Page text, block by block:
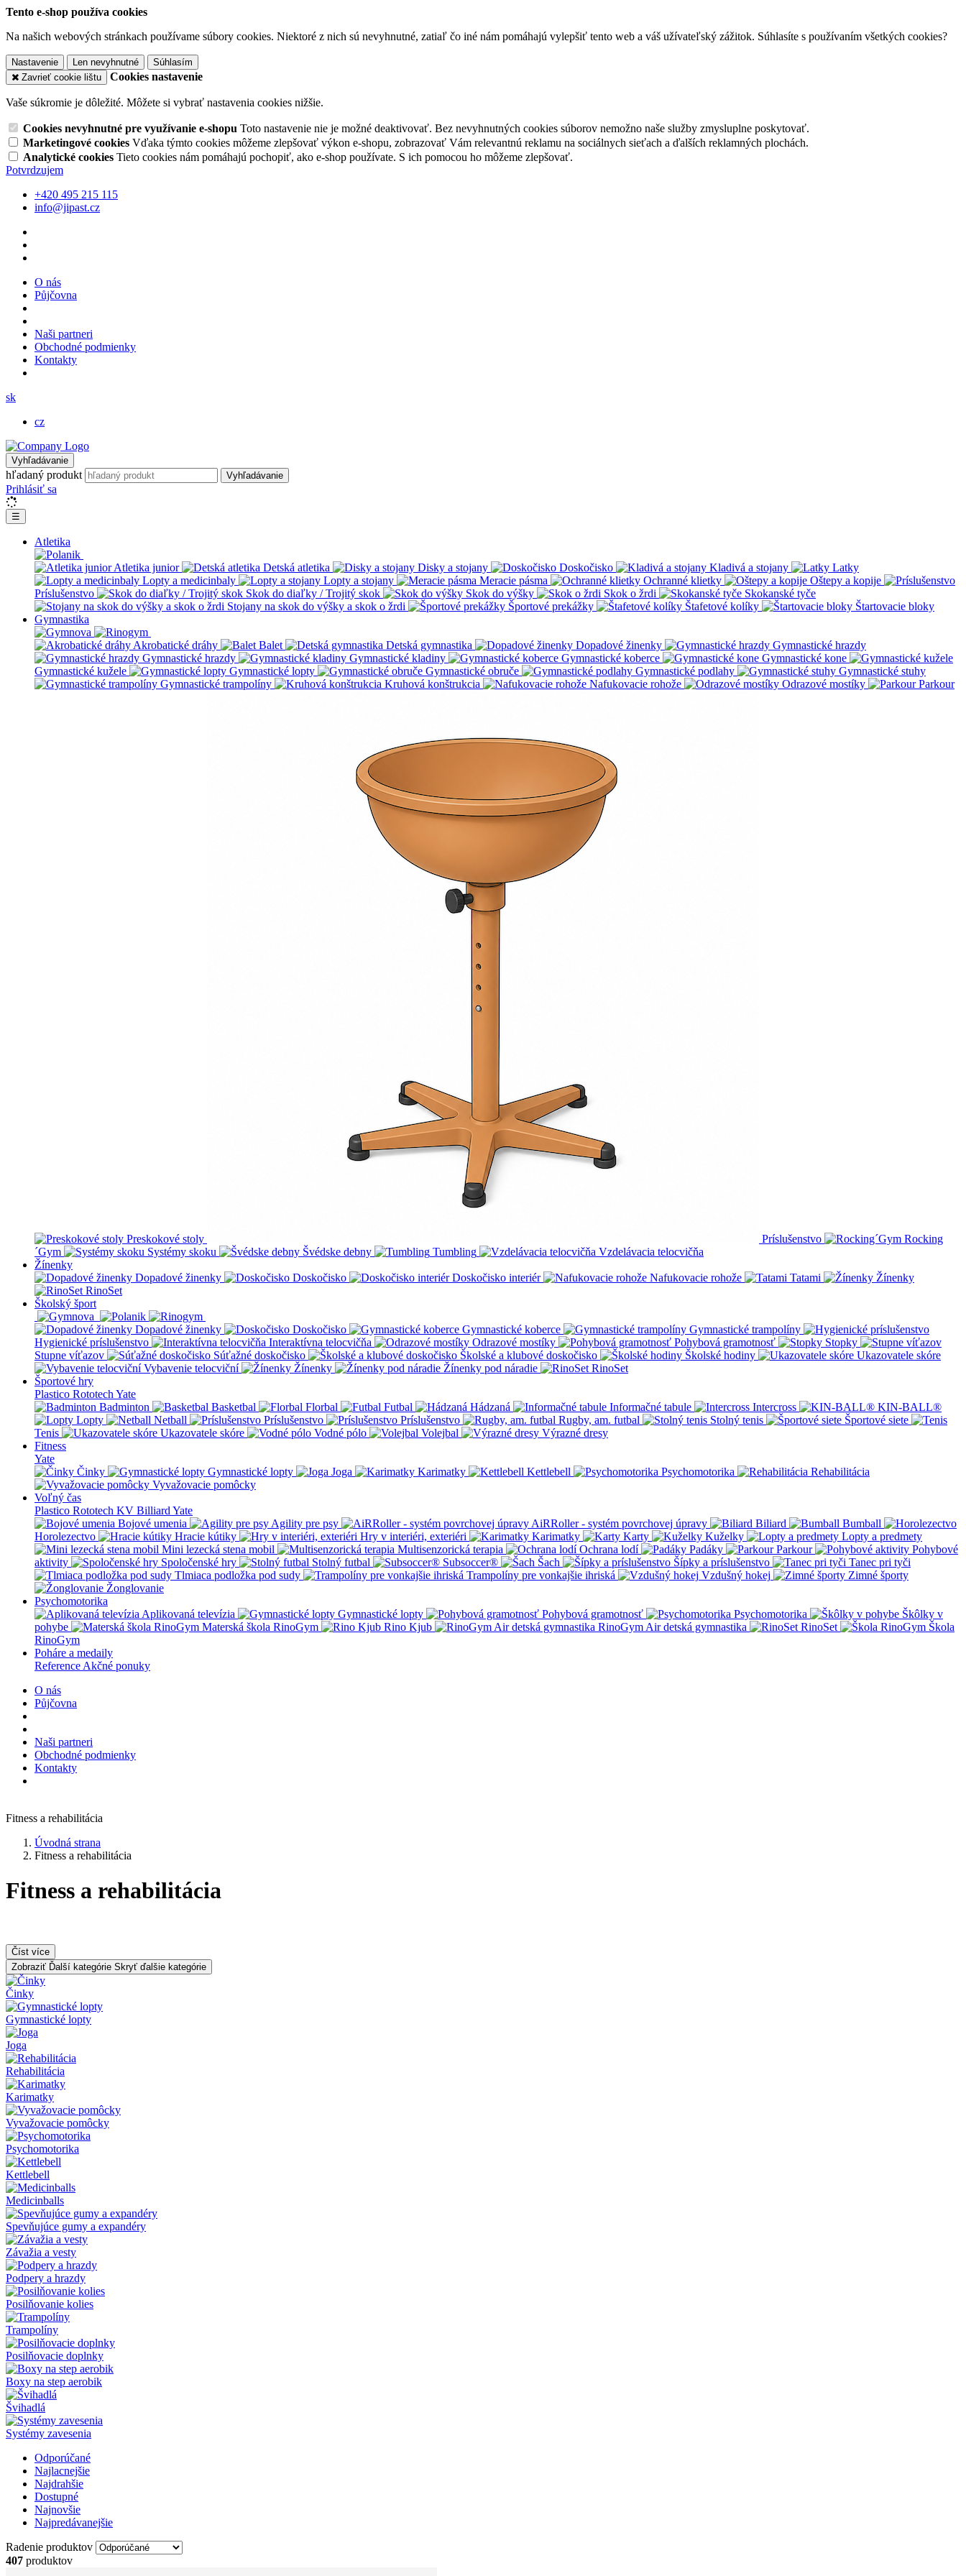
Tento e-shop používa cookies
Na našich webových stránkach používame súbory cookies. Niektoré z nich sú nevyhnutné, zatiaľ čo iné nám pomáhajú vylepšiť tento web a váš užívateľský zážitok. Súhlasíte s používaním všetkých cookies?
Nastavenie Len nevyhnutné
Súhlasím
Zavrieť cookie lištu
Cookies nastavenie
Vaše súkromie je dôležité. Môžete si vybrať nastavenia cookies nižšie.
Cookies nevyhnutné pre využívanie e-shopu Toto nastavenie nie je možné deaktivovať. Bez nevyhnutných cookies súborov nemožno naše služby zmysluplne poskytovať.
Marketingové cookies Vďaka týmto cookies môžeme zlepšovať výkon e-shopu, zobrazovať Vám relevantnú reklamu na sociálnych sieťach a ďalších reklamných plochách.
Analytické cookies Tieto cookies nám pomáhajú pochopiť, ako e-shop používate. S ich pomocou ho môžeme zlepšovať.
Potvrdzujem
+420 495 215 115
info@jipast.cz
O nás
Půjčovna
Naši partneri
Obchodné podmienky
Kontakty
sk
cz
Vyhľadávanie
hľadaný produkt Vyhľadávanie
Prihlásiť sa
☰
Atletika
Atletika junior Detská atletika Disky a stojany Doskočisko Kladivá a stojany
Latky
Lopty a medicinbaly
Lopty a stojany Meracie pásma Ochranné klietky
Oštepy a kopije
Príslušenstvo
Skok do diaľky / Trojitý skok Skok do výšky Skok o žrdi
Skokanské tyče
Stojany na skok do výšky a skok o žrdi
Športové prekážky Štafetové kolíky
Štartovacie bloky
Gymnastika
Akrobatické dráhy Balet Detská gymnastika Dopadové žinenky
Gymnastické hrazdy
Gymnastické hrazdy
Gymnastické kladiny Gymnastické koberce
Gymnastické kone
Gymnastické kužele
Gymnastické lopty Gymnastické obruče Gymnastické podlahy
Gymnastické stuhy
Gymnastické trampolíny
Kruhová konštrukcia Nafukovacie rohože Odrazové mostíky Parkour
Preskokové stoly Príslušenstvo
Rocking
´Gym
Systémy skoku Švédske debny Tumbling
Vzdelávacia telocvičňa
Žínenky
Dopadové žinenky
Doskočisko Doskočisko interiér Nafukovacie rohože Tatami
Žínenky
RinoSet
Školský šport
Dopadové žinenky Doskočisko Gymnastické koberce
Gymnastické trampolíny
Hygienické príslušenstvo
Interaktívna telocvičňa Odrazové mostíky Pohybová gramotnosť
Stopky
Stupne víťazov
Súťažné doskočisko Školské a klubové doskočisko Školské hodiny
Ukazovatele skóre
Vybavenie telocviční
Žínenky Žínenky pod náradie
RinoSet
Športové hry
Plastico Rototech Yate
Badminton
Basketbal Florbal Futbal Hádzaná Informačné tabule Intercross
KIN-BALL®
Lopty
Netball Príslušenstvo Príslušenstvo Rugby, am. futbal Stolný tenis
Športové siete
Tenis
Ukazovatele skóre Vodné pólo Volejbal
Výrazné dresy
Fitness
Yate
Činky
Gymnastické lopty Joga Karimatky Kettlebell Psychomotorika
Rehabilitácia
Vyvažovacie pomôcky
Voľný čas
Plastico Rototech KV Billiard Yate
Bojové umenia
Agility pre psy AiRRoller - systém povrchovej úpravy Biliard
Bumball
Horolezectvo
Hracie kútiky Hry v interiéri, exteriéri Karimatky Karty Kuželky
Lopty a predmety
Mini lezecká stena mobil
Multisenzorická terapia Ochrana lodí Padáky Parkour
Pohybové
aktivity
Spoločenské hry Stolný futbal Subsoccer® Šach Šípky a príslušenstvo
Tanec pri tyči
Tlmiaca podložka pod sudy
Trampolíny pre vonkajšie ihriská Vzdušný hokej
Zimné športy
Žonglovanie
Psychomotorika
Aplikovaná televízia
Gymnastické lopty Pohybová gramotnosť Psychomotorika
Škôlky v
pohybe
Materská škola RinoGym Rino Kjub RinoGym Air detská gymnastika RinoSet
Škola
RinoGym
Poháre a medaily
Reference Akčné ponuky
O nás
Půjčovna
Naši partneri
Obchodné podmienky
Kontakty
Fitness a rehabilitácia
Úvodná strana
Fitness a rehabilitácia
Fitness a rehabilitácia
Číst více
Zobraziť Ďalší kategórie Skryť ďalšie kategórie
Činky
Gymnastické lopty
Joga
Rehabilitácia
Karimatky
Vyvažovacie pomôcky
Psychomotorika
Kettlebell
Medicinballs
Spevňujúce gumy a expandéry
Závažia a vesty
Podpery a hrazdy
Posilňovanie kolies
Trampolíny
Posilňovacie doplnky
Boxy na step aerobik
Švihadlá
Systémy zavesenia
Odporúčané
Najlacnejšie
Najdrahšie
Dostupné
Najnovšie
Najpredávanejšie
Radenie produktov
407 produktov